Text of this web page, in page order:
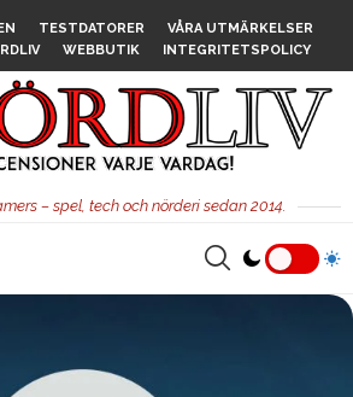
TESTDATORER
VÅRA UTMÄRKELSER
WEBBUTIK INTEGRITETSPOLICY
– spel, tech och nörderi sedan 2014.